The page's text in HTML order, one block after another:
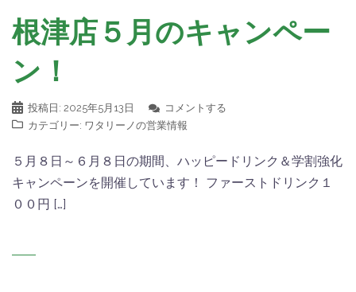
根津店５月のキャンペー
ン！
投稿日: 2025年5月13日
コメントする
カテゴリー: ワタリーノの営業情報
５月８日～６月８日の期間、ハッピードリンク＆学割強化
キャンペーンを開催しています！ ファーストドリンク１
００円 […]